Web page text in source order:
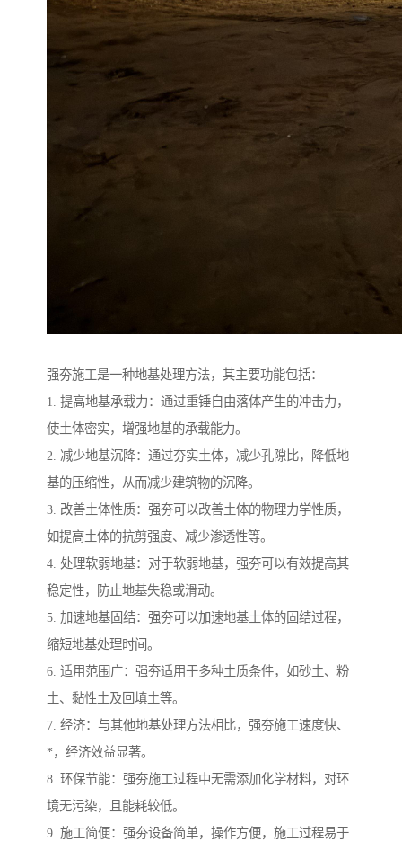
强夯施工是一种地基处理方法，其主要功能包括：
1. 提高地基承载力：通过重锤自由落体产生的冲击力，
使土体密实，增强地基的承载能力。
2. 减少地基沉降：通过夯实土体，减少孔隙比，降低地
基的压缩性，从而减少建筑物的沉降。
3. 改善土体性质：强夯可以改善土体的物理力学性质，
如提高土体的抗剪强度、减少渗透性等。
4. 处理软弱地基：对于软弱地基，强夯可以有效提高其
稳定性，防止地基失稳或滑动。
5. 加速地基固结：强夯可以加速地基土体的固结过程，
缩短地基处理时间。
6. 适用范围广：强夯适用于多种土质条件，如砂土、粉
土、黏性土及回填土等。
7. 经济：与其他地基处理方法相比，强夯施工速度快、
*，经济效益显著。
8. 环保节能：强夯施工过程中无需添加化学材料，对环
境无污染，且能耗较低。
9. 施工简便：强夯设备简单，操作方便，施工过程易于